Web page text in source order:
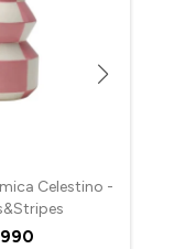
Celestino -